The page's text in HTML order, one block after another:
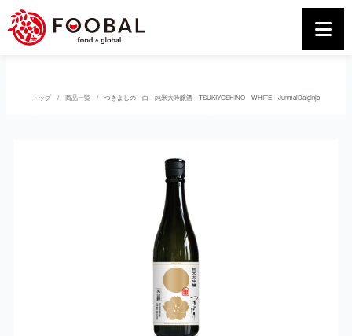
トップ 商品一覧 つきよしの 白 純米大吟醸酒 TSUKIYOSHINO WHITE JunmaiDaiginjo